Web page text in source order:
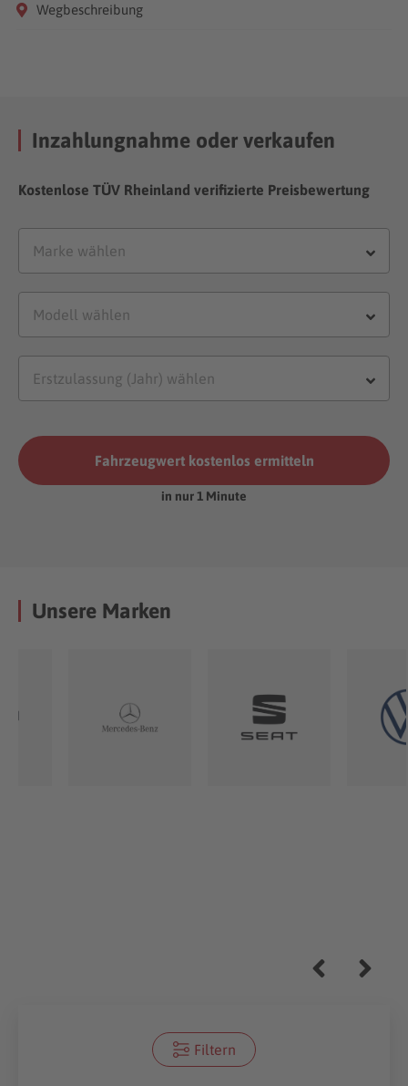
Wegbeschreibung
Inzahlungnahme oder verkaufen
Kostenlose TÜV Rheinland verifizierte Preisbewertung
Fahrzeugwert kostenlos ermitteln
in nur 1 Minute
Unsere Marken
Filtern